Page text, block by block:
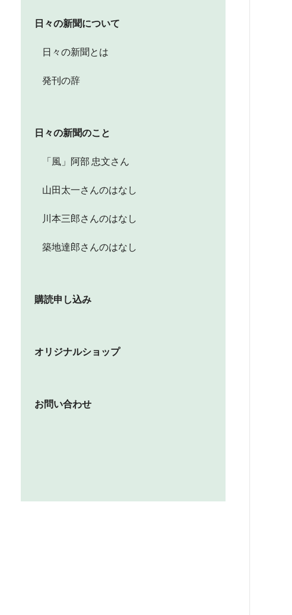
日々の新聞について
日々の新聞とは
発刊の辞
日々の新聞のこと
「風」阿部 忠文さん
山田太一さんのはなし
川本三郎さんのはなし
築地達郎さんのはなし
購読申し込み
オリジナルショップ
お問い合わせ